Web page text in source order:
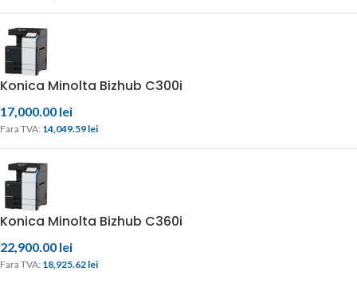
Konica Minolta Bizhub C300i
17,000.00 lei
Fara TVA: 14,049.59 lei
Konica Minolta Bizhub C360i
22,900.00 lei
Fara TVA: 18,925.62 lei